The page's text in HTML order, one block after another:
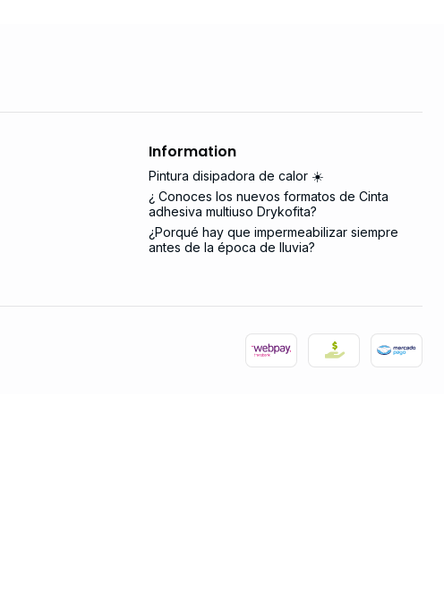
Information
Pintura disipadora de calor ☀️
¿ Conoces los nuevos formatos de Cinta
adhesiva multiuso Drykofita?
¿Porqué hay que impermeabilizar siempre
antes de la época de lluvia?